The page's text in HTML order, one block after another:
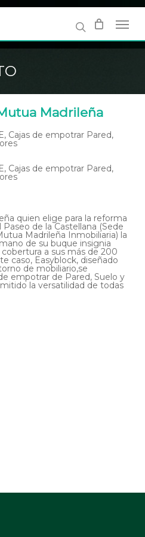
Madrileña
Cajas de empotrar Pared,
Cajas de empotrar Pared,
quien elige para la reforma
de la Castellana (Sede
Madrileña Inmobiliaria) la
de su buque insignia
a sus más de 200
caso, Easyblock, diseñado
de mobiliario,se
empotrar de Pared, Suelo y
la versatilidad de todas